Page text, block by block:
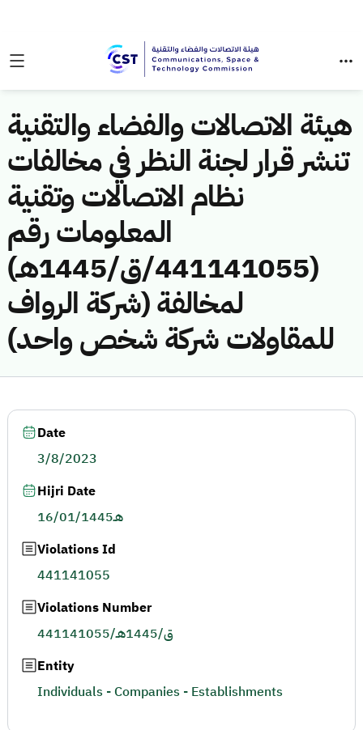
هيئة الاتصالات والفضاء والتقنية
تنشر قرار لجنة النظر في مخالفات
نظام الاتصالات وتقنية
المعلومات رقم
(441141055/ق/1445هـ)
لمخالفة (شركة الرواف
للمقاولات شركة شخص واحد)
Date
3/8/2023
Hijri Date
16/01/1445هـ
Violations Id
441141055
Violations Number
441141055/ق/1445هـ
Entity
Individuals - Companies - Establishments